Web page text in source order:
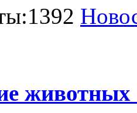
животных